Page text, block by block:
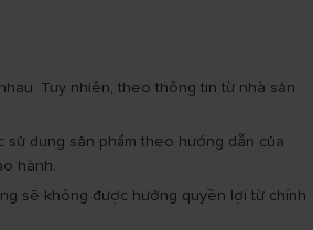
Tuy nhiên, theo thông tin từ nhà sản
dụng sản phẩm theo hướng dẫn của
hành.
sẽ không được hưởng quyền lợi từ chính